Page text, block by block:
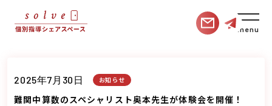
menu
2025年7月30日 お知らせ
難関中算数のスペシャリスト奥本先生が体験会を開催！